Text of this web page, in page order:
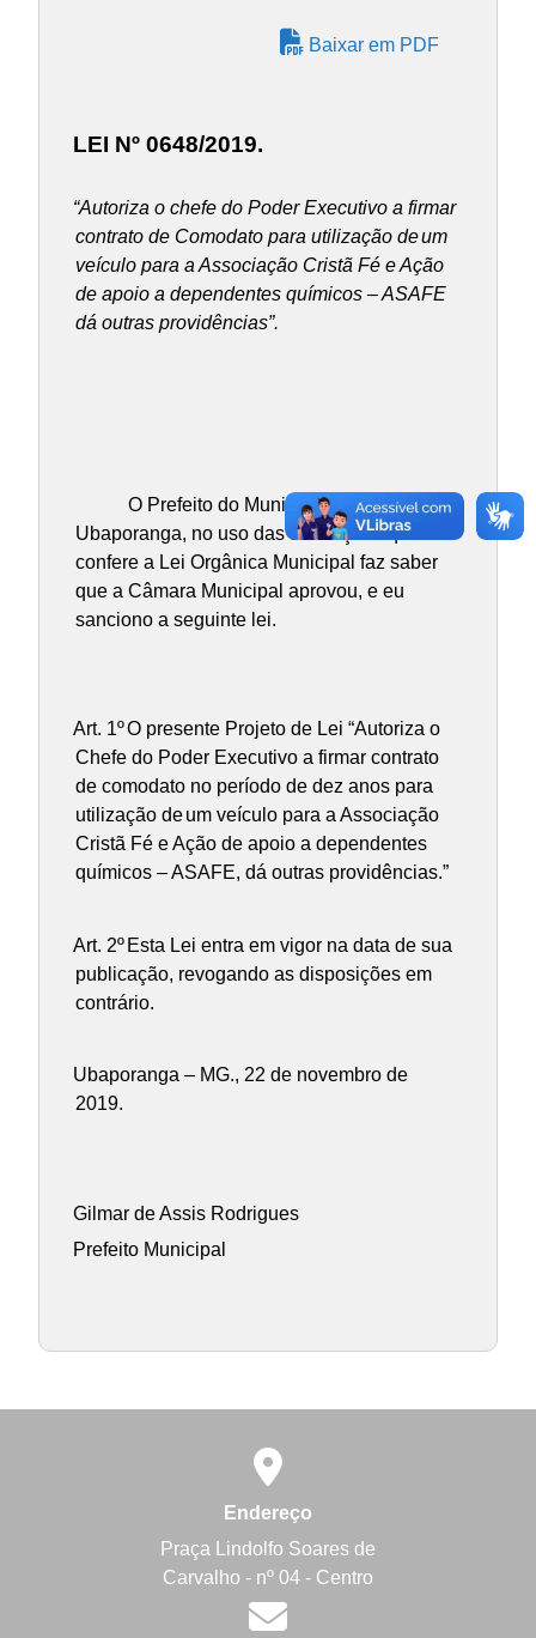
Baixar em PDF
LEI Nº 0648/2019.
“Autoriza o chefe do Poder Executivo a firmar
contrato de Comodato para utilização deum
veículo para a Associação Cristã Fé e Ação
de apoio a dependentes químicos – ASAFE
dá outras providências”.
O Prefeito do Município de
Ubaporanga, no uso das atribuições que lhe
confere a Lei Orgânica Municipal faz saber
que a Câmara Municipal aprovou, e eu
sanciono a seguinte lei.
Art. 1ºO presente Projeto de Lei “Autoriza o
Chefe do Poder Executivo a firmar contrato
de comodato no período de dez anos para
utilização deum veículo para a Associação
Cristã Fé e Ação de apoio a dependentes
químicos – ASAFE, dá outras providências.”
Art. 2ºEsta Lei entra em vigor na data de sua
publicação, revogando as disposições em
contrário.
Ubaporanga – MG., 22 de novembro de
2019.
Gilmar de Assis Rodrigues
Prefeito Municipal
Endereço
Praça Lindolfo Soares de
Carvalho - nº 04 - Centro